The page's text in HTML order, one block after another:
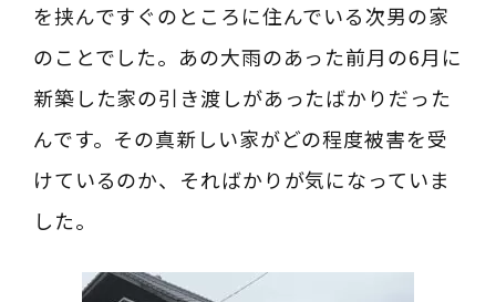
を挟んですぐのところに住んでいる次男の家
のことでした。あの大雨のあった前月の6月に
新築した家の引き渡しがあったばかりだった
んです。その真新しい家がどの程度被害を受
けているのか、そればかりが気になっていま
した。